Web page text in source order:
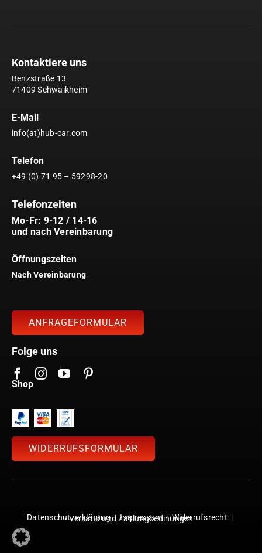
Kontaktiere uns
Benzstraße 13
71409 Schwaikheim
E-Mail
info(at)hub-car.com
Telefon
+49 (0) 71 95 – 59298-20
Telefonzeiten
Mo-Fr: 9-12 / 14-16
und nach Vereinbarung
Öffnungszeiten
Nach Vereinbarung
ANFRAGEFORMULAR
Folge uns
Shop
WIDERRUFSFORMULAR
Datenschutzerklärung|Impressum|Widerrufsrecht |
Versand und Zahlungbedinungen